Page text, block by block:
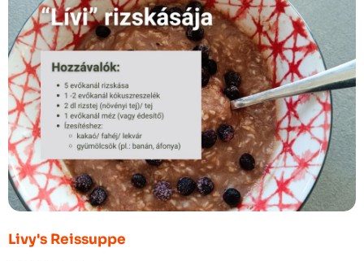
Livy's Reissuppe